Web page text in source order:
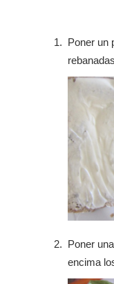
Poner un
Poner
encima